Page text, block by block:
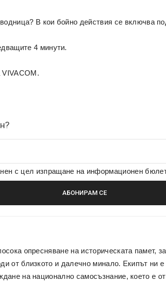
В кои бойно действия се включва
4 минути.
VIVACOM.
с цел изпращане на информационен
опресняване на историческата памет,
от близкото и далечно минало. Екипът ни
на национално самосъзнание, което е